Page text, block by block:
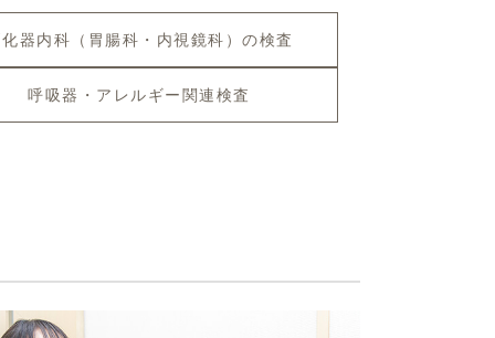
器内科（胃腸科・内視鏡科）の検査
呼吸器・アレルギー関連検査